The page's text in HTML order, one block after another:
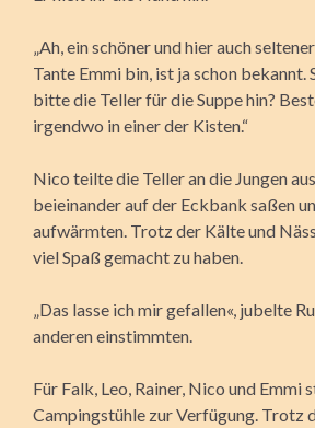
„Ah, ein schöner und hier auch
Tante Emmi bin, ist ja schon bekannt.
bitte die Teller für die Suppe hin?
irgendwo in einer der Kisten.“
Nico teilte die Teller an die Jungen
beieinander auf der Eckbank saßen
aufwärmten. Trotz der Kälte und
viel Spaß gemacht zu haben.
„Das lasse ich mir gefallen«, jubelte
anderen einstimmten.
Für Falk, Leo, Rainer, Nico und Emmi
Campingstühle zur Verfügung. Trotz